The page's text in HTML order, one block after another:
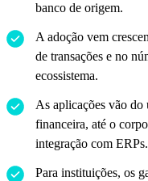
banco de origem.
A adoção vem
de transações e no
ecossistema.
As aplicações vão do
financeira, até o
integração com ERPs.
Para instituições, os